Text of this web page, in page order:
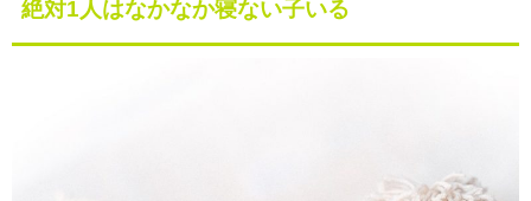
絶対1人はなかなか寝ない子いる